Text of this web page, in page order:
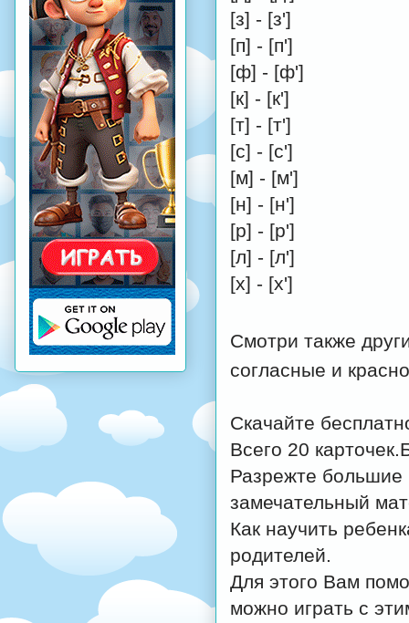
[з] - [з']
[п] - [п']
[ф] - [ф']
[к] - [к']
[т] - [т']
[с] - [с']
[м] - [м']
[н] - [н']
[р] - [р']
[л] - [л']
[х] - [х']
Смотри также
согласные и
Скачайте
Всего 20
Разрежте большие
замечательный
Как научить
родителей.
Для этого Вам
можно играть с